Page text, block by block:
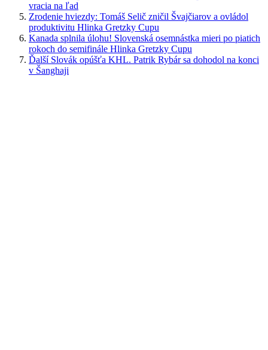
vracia na ľad
Zrodenie hviezdy: Tomáš Selič zničil Švajčiarov a ovládol
produktivitu Hlinka Gretzky Cupu
Kanada splnila úlohu! Slovenská osemnástka mieri po piatich
rokoch do semifinále Hlinka Gretzky Cupu
Ďalší Slovák opúšťa KHL. Patrik Rybár sa dohodol na konci
v Šanghaji